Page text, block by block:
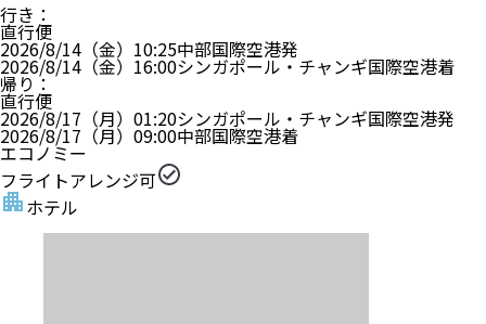
行き ：
直行便
2026/8/14（金） 10:25中部国際空港発
2026/8/14（金） 16:00シンガポール・チャンギ国際空港着
帰り ：
直行便
2026/8/17（月） 01:20シンガポール・チャンギ国際空港発
2026/8/17（月） 09:00中部国際空港着
エコノミー
フライトアレンジ可
ホテル